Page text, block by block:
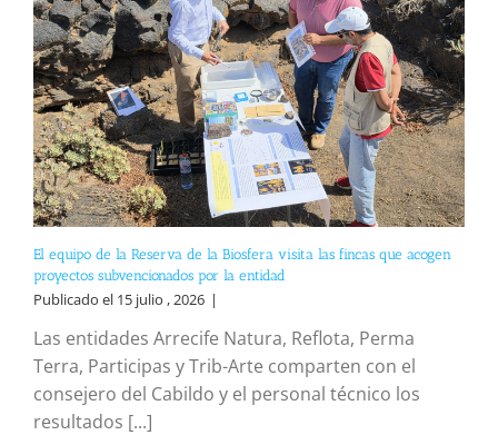
El equipo de la Reserva de la Biosfera visita las fincas que acogen
proyectos subvencionados por la entidad
Publicado el 15 julio , 2026 |
Las entidades Arrecife Natura, Reflota, Perma
Terra, Participas y Trib-Arte comparten con el
consejero del Cabildo y el personal técnico los
resultados [...]